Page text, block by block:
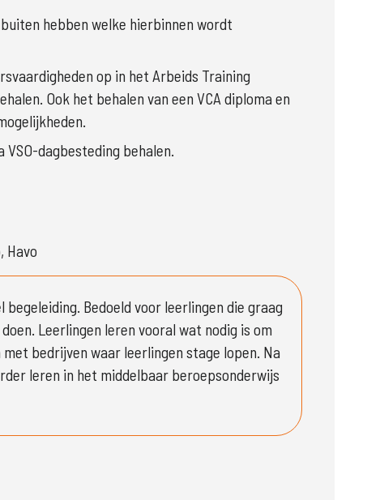
hebben welke hierbinnen wordt
op in het Arbeids Training
Ook het behalen van een VCA diploma en
VSO-dagbesteding behalen.
Havo
Bedoeld voor leerlingen die graag
Leerlingen leren vooral wat nodig is om
bedrijven waar leerlingen stage lopen. Na
leren in het middelbaar beroepsonderwijs